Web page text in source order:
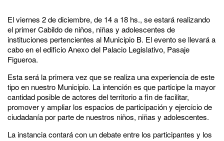
El viernes 2 de diciembre, de 14 a 18 hs., se estará realizando
el primer Cabildo de niños, niñas y adolescentes de
instituciones pertencientes al Municipio B. El evento se llevará a
cabo en el edificio Anexo del Palacio Legislativo, Pasaje
Figueroa.
Esta será la primera vez que se realiza una experiencia de este
tipo en nuestro Municipio. La intención es que participe la mayor
cantidad posible de actores del territorio a fin de facilitar,
promover y ampliar los espacios de participación y ejercicio de
ciudadanía por parte de nuestros niños, niñas y adolescentes.
La instancia contará con un debate entre los participantes y los